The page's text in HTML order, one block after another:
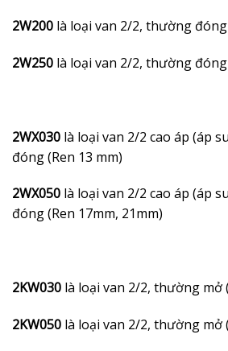
2W200 là loại van 2/2, thường đóng
2W250 là loại van 2/2, thường đóng
2WX030 là loại van 2/2 cao áp (áp
đóng (Ren 13 mm)
2WX050 là loại van 2/2 cao áp (áp
đóng (Ren 17mm, 21mm)
2KW030 là loại van 2/2, thường mở
2KW050 là loại van 2/2, thường mở